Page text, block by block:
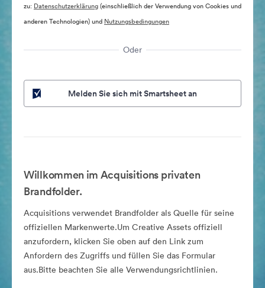
zu: Datenschutzerklärung(einschließlich der Verwendung von Cookies und
anderen Technologien) und Nutzungsbedingungen
Oder
Melden Sie sich mit Smartsheet an
Willkommen im Acquisitions privaten
Brandfolder.
Acquisitions verwendet Brandfolder als Quelle für seine
offiziellen Markenwerte.Um Creative Assets offiziell
anzufordern, klicken Sie oben auf den Link zum
Anfordern des Zugriffs und füllen Sie das Formular
aus.Bitte beachten Sie alle Verwendungsrichtlinien.